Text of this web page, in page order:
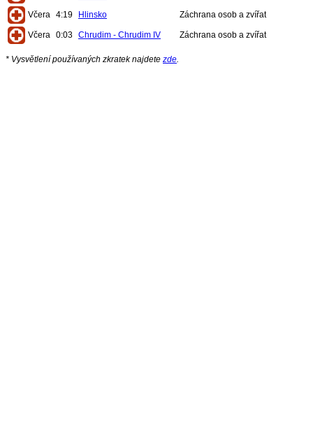
Včera 4:19 Hlinsko Záchrana osob a zvířat
Včera 0:03 Chrudim - Chrudim IV Záchrana osob a zvířat
* Vysvětlení používaných zkratek najdete zde.